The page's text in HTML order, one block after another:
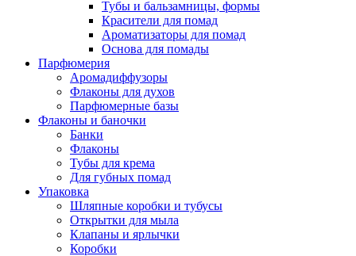
Тубы и бальзамницы, формы
Красители для помад
Ароматизаторы для помад
Основа для помады
Парфюмерия
Аромадиффузоры
Флаконы для духов
Парфюмерные базы
Флаконы и баночки
Банки
Флаконы
Тубы для крема
Для губных помад
Упаковка
Шляпные коробки и тубусы
Открытки для мыла
Клапаны и ярлычки
Коробки